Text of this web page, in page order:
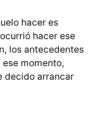
hacer es
hacer ese
los antecedentes
momento,
decido arrancar